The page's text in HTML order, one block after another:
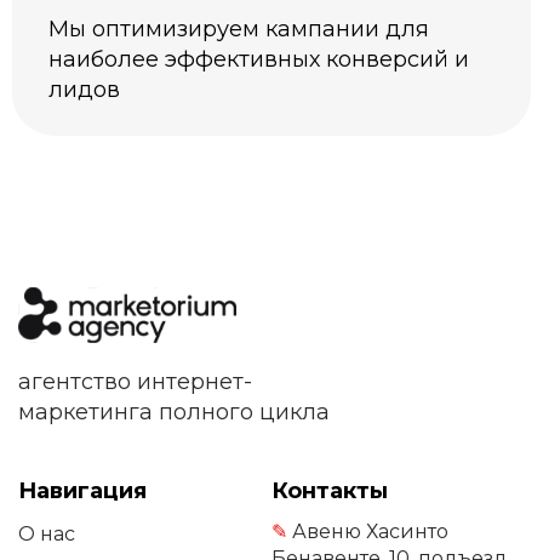
Мы оптимизируем кампании для
наиболее эффективных конверсий и
лидов
агентство интернет-
маркетинга полного цикла
Навигация
О нас
Контакты
✎ Авеню Хасинто